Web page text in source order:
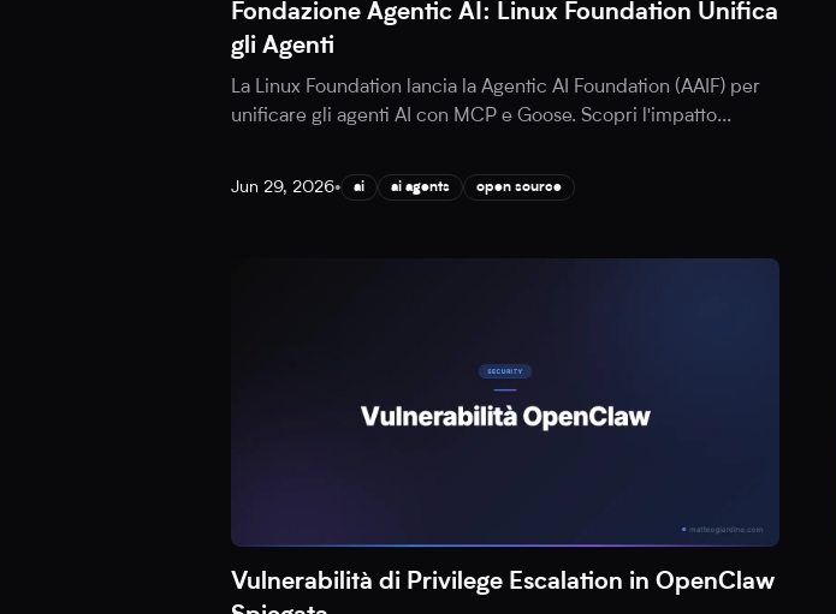
Fondazione Agentic AI: Linux Foundation Unifica
gli Agenti
La Linux Foundation lancia la Agentic AI Foundation (AAIF) per
unificare gli agenti AI con MCP e Goose. Scopri l'impatto...
Jun 29, 2026• ai ai agents open source
Vulnerabilità di Privilege Escalation in OpenClaw